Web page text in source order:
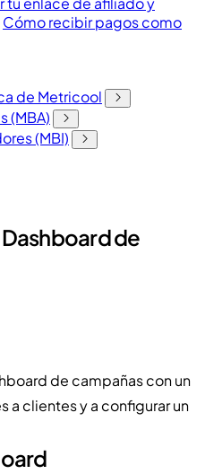
Cómo recibir pagos como
de Metricool
(MBA)
(MBI)
de
de campañas con un
a clientes y a configurar un